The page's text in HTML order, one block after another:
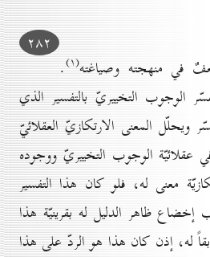
۲۸۲
في منهجته وصياغته(۱) .
التخييريّ بالتفسير الذي
ويحلّل المعنى الارتكازيّ العقلائيّ
الوجوب التخييريّ ووجوده
معنى له، فلو كان هذا التفسير
إخضاع ظاهر الدليل له بقرينيّة هذا
له، إذن كان هذا هو الردّ على هذا